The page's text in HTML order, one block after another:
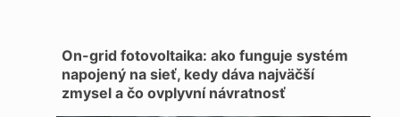
On-grid fotovoltaika: ako funguje systém
napojený na sieť, kedy dáva najväčší
zmysel a čo ovplyvní návratnosť